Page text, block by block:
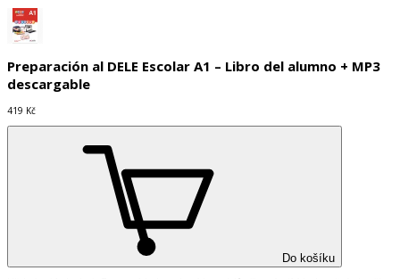
Preparación al DELE Escolar A1 – Libro del alumno + MP3
descargable
419 Kč
Do košíku